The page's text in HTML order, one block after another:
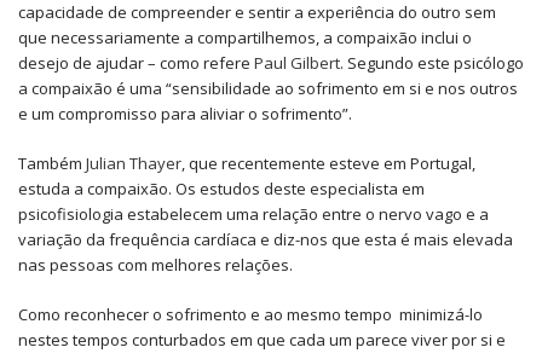
capacidade de compreender e sentir a experiência do outro sem
que necessariamente a compartilhemos, a compaixão inclui o
desejo de ajudar – como refere Paul Gilbert. Segundo este psicólogo
a compaixão é uma “sensibilidade ao sofrimento em si e nos outros
e um compromisso para aliviar o sofrimento”.
Também Julian Thayer, que recentemente esteve em Portugal,
estuda a compaixão. Os estudos deste especialista em
psicofisiologia estabelecem uma relação entre o nervo vago e a
variação da frequência cardíaca e diz-nos que esta é mais elevada
nas pessoas com melhores relações.
Como reconhecer o sofrimento e ao mesmo tempo minimizá-lo
nestes tempos conturbados em que cada um parece viver por si e